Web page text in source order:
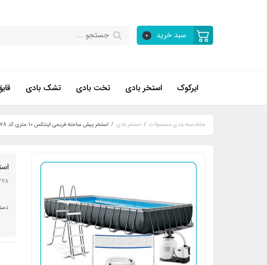
سبد خرید 0
ایرکوک استخر بادی تخت بادی تشک بادی
خانهدسته بندی محصولات استخر بادی استخر پیش ساخته فریمی اینتکس 10 متری کد 26378